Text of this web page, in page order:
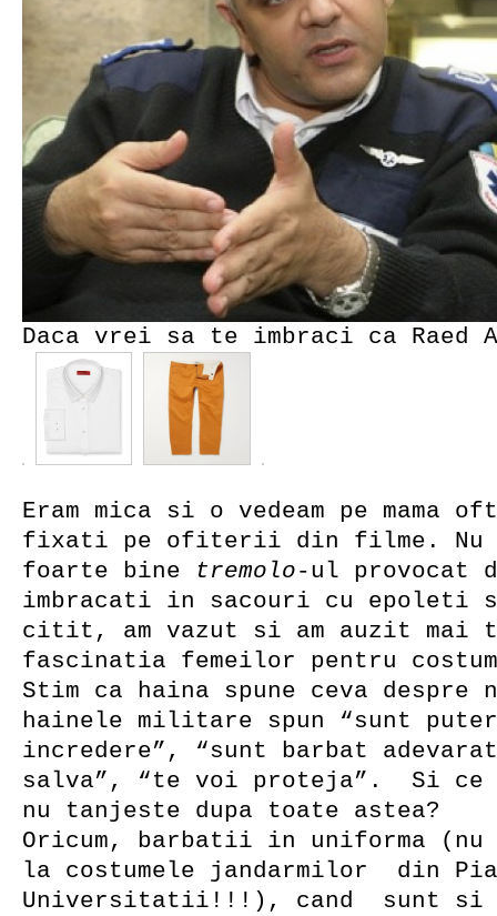
Daca vrei sa te imbraci ca Raed
Eram mica si o vedeam pe mama
fixati pe ofiterii din filme. Nu
foarte bine tremolo-ul provocat
imbracati in sacouri cu epoleti
citit, am vazut si am auzit mai
fascinatia femeilor pentru
Stim ca haina spune ceva
hainele militare spun “sunt
incredere”, “sunt barbat
salva”, “te voi proteja”. Si ce
nu tanjeste dupa toate astea?
Oricum, barbatii in uniforma (nu
la costumele jandarmilor din
Universitatii!!!), cand sunt si